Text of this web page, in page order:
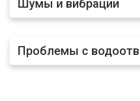
Шумы и вибрации
Проблемы с